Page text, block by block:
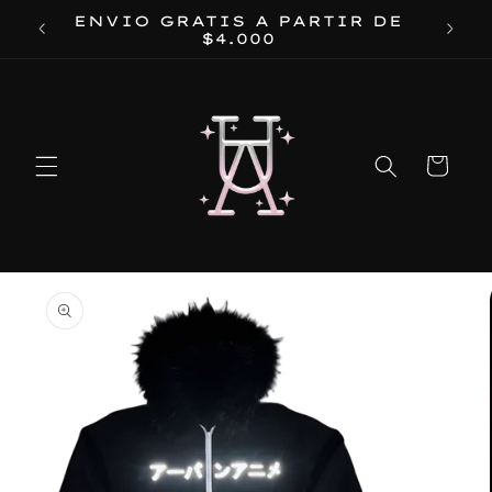
directamenteENVIO GRATIS A PARTIR DE
$4.000
Carrito
a la
información